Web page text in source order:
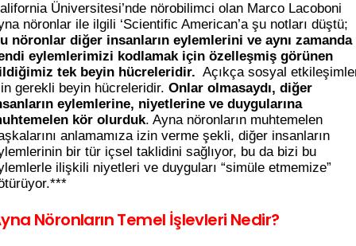
Üniversitesi’nde nörobilimci olan Marco Lacoboni
nöronlar ile ilgili ‘Scientific American’a şu notları düştü;
nöronlar diğer insanların eylemlerini ve aynı zamanda
eylemlerimizi kodlamak için özelleşmiş görünen
tek beyin hücreleridir. Açıkça sosyal
gerekli beyin hücreleridir. Onlar olmasaydı, diğer
eylemlerine, niyetlerine ve duygularına
kör olurduk. Ayna nöronların muhtemelen
anlamamıza izin verme şekli, diğer insanların
bir tür içsel taklidini sağlıyor, bu da bizi bu
ilişkili niyetleri ve duyguları “simüle etmemize”
Nöronların Temel İşlevleri Nedir?